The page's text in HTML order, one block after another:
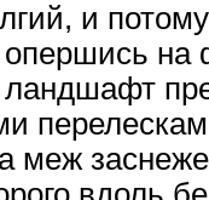
и
на
меж